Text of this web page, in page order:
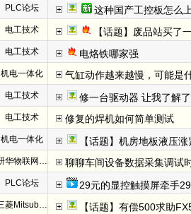
PLC论坛 这种国产工控板怎么上
电工技术 【话题】废品站买了
电工技术 电烙铁哪家强
机电一体化 气缸动作越来越慢，可能是
电工技术 修一台驱动器 让我了解
电工技术 修复的焊机如何简单测试
机电一体化 【话题】机房地板液压
研华物联网论坛 聊聊车间设备数据采集调试
PLC论坛 29元的显控触摸屏牵手
三菱Mitsubishi 【话题】有偿500求助